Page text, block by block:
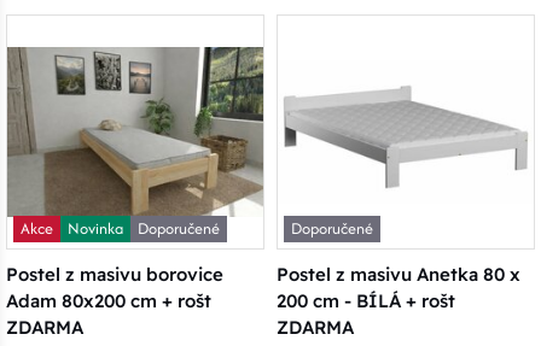
Akce Novinka
Doporučené
Postel z masivu borovice
Adam 80x200 cm + rošt
ZDARMA
Doporučené
Postel z masivu Anetka 80 x
200 cm - BÍLÁ + rošt
ZDARMA